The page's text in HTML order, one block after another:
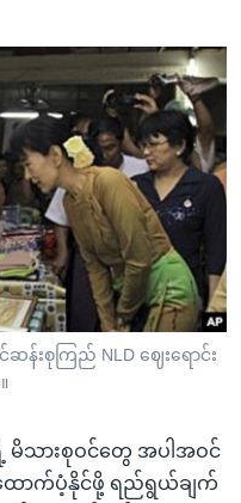
ဆန်းစုကြည် NLD ဈေးရောင်း
မိသားစုဝင်တွေ အပါအဝင်
ောက်ပံ့နိုင်ဖို့ ရည်ရွယ်ချက်